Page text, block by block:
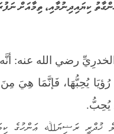
رضي الله عنه:
يُحِبُّهَا، فَإنَّمَا هِيَ
يُحِبُّ.
ޚުދްރީ ރަޟިޔަﷲ ޢަންހުގެ